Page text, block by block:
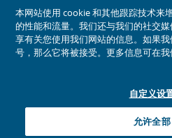
乘坐Amtrak列车旅行
网站工具
Amtrak的Facebook主页将在新窗口
Amtrak的Twitter主页将在新窗
Amtrak的Instagram主
Amtrak的Linkedin
Amtrak的
本网站使用 cookie 和其他跟踪技术来
的性能和流量。我们还与我们的社交
享有关您使用我们网站的信息。如果
号，那么它将被接受。更多信息可在我
自定义设
允许全部